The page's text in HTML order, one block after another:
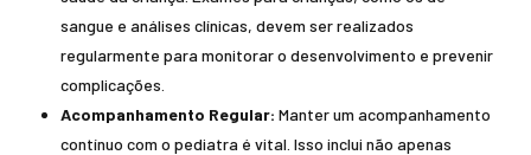
sangue e análises clínicas, devem ser realizados
regularmente para monitorar o desenvolvimento e prevenir
complicações.
Acompanhamento Regular: Manter um acompanhamento
contínuo com o pediatra é vital. Isso inclui não apenas